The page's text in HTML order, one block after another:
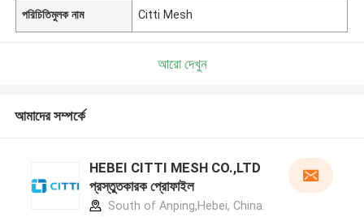
পরিচিতিমুলক নাম Citti Mesh
আরো দেখুন
আমাদের সম্পর্কে
HEBEI CITTI MESH CO.,LTD
প্রস্তুতকারক প্রোফাইল
South of Anping,Hebei, China.